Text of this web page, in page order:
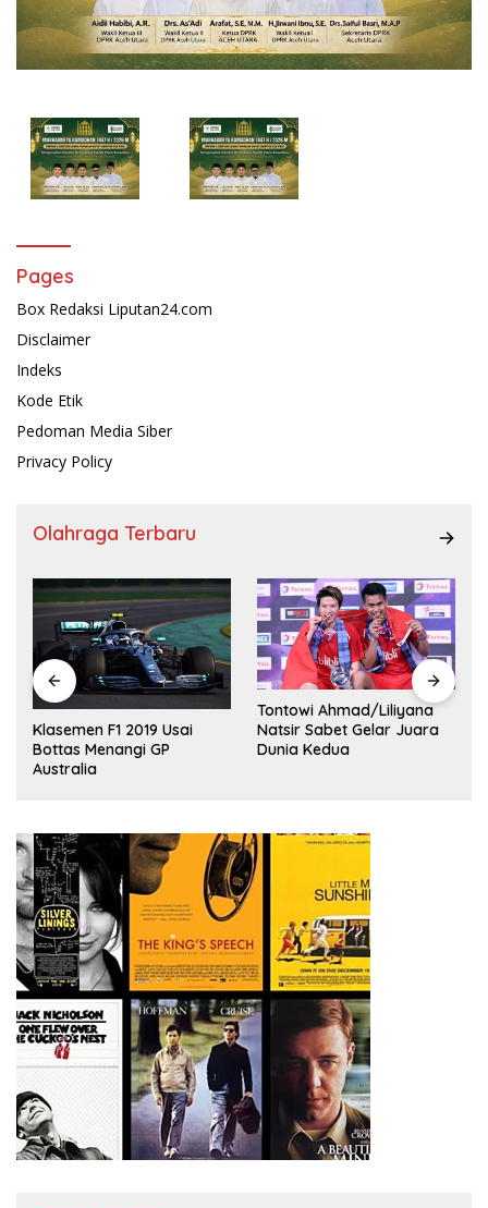
Pages
Box Redaksi Liputan24.com
Disclaimer
Indeks
Kode Etik
Pedoman Media Siber
Privacy Policy
Olahraga Terbaru
Klasemen F1 2019 Usai
Bottas Menangi GP
Australia
Tontowi Ahmad/Liliyana
Natsir Sabet Gelar Juara
Dunia Kedua